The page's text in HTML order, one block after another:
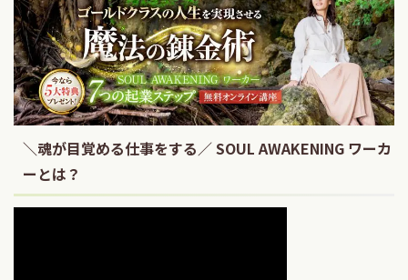
＼魂が目覚める仕事をする／ SOUL AWAKENING ワーカ
ーとは？